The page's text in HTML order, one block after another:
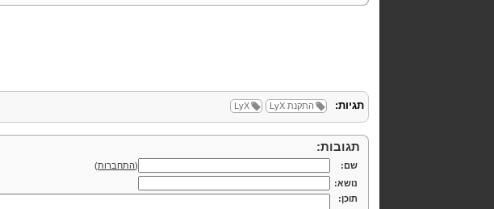
תגיות: התקנת LyX
LyX
תגובות:
שם: (התחברות)
נושא:
תוכן: